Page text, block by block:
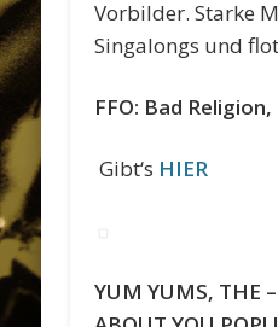
Vorbilder. Starke
Singalongs und
FFO: Bad
Gibt‘s HIER
YUM YUMS, THE